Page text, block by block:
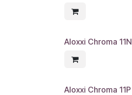
Aloxxi Chroma 11N
Aloxxi Chroma 11P